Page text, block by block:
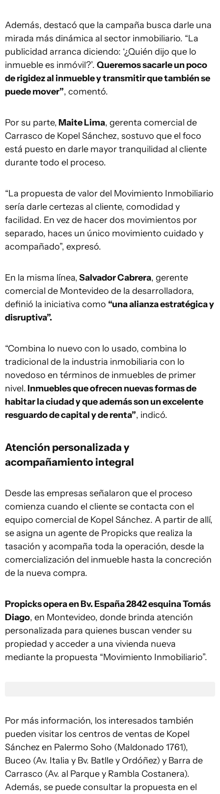
Además, destacó que la campaña busca darle una
mirada más dinámica al sector inmobiliario. “La
publicidad arranca diciendo: ‘¿Quién dijo que lo
inmueble es inmóvil?’. Queremos sacarle un poco
de rigidez al inmueble y transmitir que también se
puede mover”, comentó.
Por su parte, Maite Lima, gerenta comercial de
Carrasco de Kopel Sánchez, sostuvo que el foco
está puesto en darle mayor tranquilidad al cliente
durante todo el proceso.
“La propuesta de valor del Movimiento Inmobiliario
sería darle certezas al cliente, comodidad y
facilidad. En vez de hacer dos movimientos por
separado, haces un único movimiento cuidado y
acompañado”, expresó.
En la misma línea,Salvador Cabrera, gerente
comercial de Montevideo de la desarrolladora,
definió la iniciativa como “una alianza estratégica y
disruptiva”.
“Combina lo nuevo con lo usado, combina lo
tradicional de la industria inmobiliaria con lo
novedoso en términos de inmuebles de primer
nivel. Inmuebles que ofrecen nuevas formas de
habitar la ciudad y que además son un excelente
resguardo de capital y de renta”, indicó.
Atención personalizada y
acompañamiento integral
Desde las empresas señalaron que el proceso
comienza cuando el cliente se contacta con el
equipo comercial de Kopel Sánchez. A partir de allí,
se asigna un agente de Propicks que realiza la
tasación y acompaña toda la operación, desde la
comercialización del inmueble hasta la concreción
de la nueva compra.
Propicks opera en Bv. España 2842 esquina Tomás
Diago, en Montevideo, donde brinda atención
personalizada para quienes buscan vender su
propiedad y acceder a una vivienda nueva
mediante la propuesta “Movimiento Inmobiliario”.
Por más información, los interesados también
pueden visitar los centros de ventas de Kopel
Sánchez en Palermo Soho (Maldonado 1761),
Buceo (Av. Italia y Bv. Batlle y Ordóñez) y Barra de
Carrasco (Av. al Parque y Rambla Costanera).
Además, se puede consultar la propuesta en el